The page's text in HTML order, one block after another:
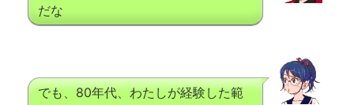
だな
でも、80年代、わたしが経験した範